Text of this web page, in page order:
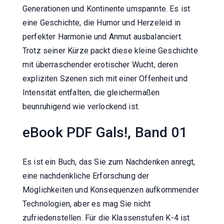
Generationen und Kontinente umspannte. Es ist
eine Geschichte, die Humor und Herzeleid in
perfekter Harmonie und Anmut ausbalanciert.
Trotz seiner Kürze packt diese kleine Geschichte
mit überraschender erotischer Wucht, deren
expliziten Szenen sich mit einer Offenheit und
Intensität entfalten, die gleichermaßen
beunruhigend wie verlockend ist.
eBook PDF Gals!, Band 01
Es ist ein Buch, das Sie zum Nachdenken anregt,
eine nachdenkliche Erforschung der
Möglichkeiten und Konsequenzen aufkommender
Technologien, aber es mag Sie nicht
zufriedenstellen. Für die Klassenstufen K-4 ist